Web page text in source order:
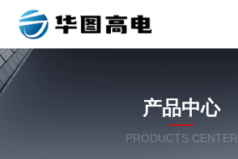
产品中心
PRODUCTS CENTER